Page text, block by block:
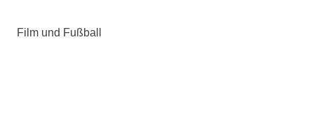
Film und Fußball